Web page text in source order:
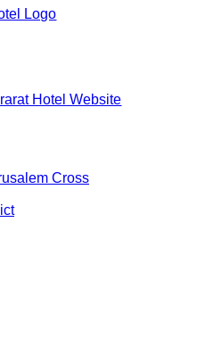
Hotel Website
Cross